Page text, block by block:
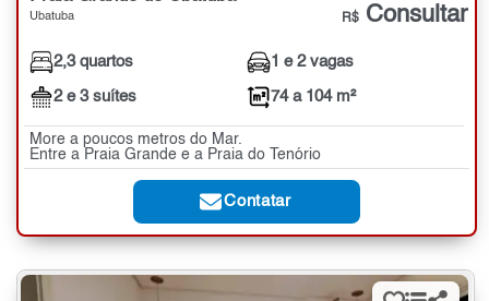
Ubatuba R$ Consultar
2,3 quartos
2 e 3 suítes
1 e 2 vagas
74 a 104 m²
More a poucos metros do Mar.
Entre a Praia Grande e a Praia do Tenório
Contatar